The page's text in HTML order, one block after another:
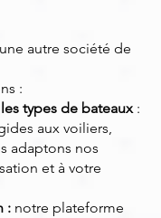
autre société de
:
types de bateaux:
aux voiliers,
adaptons nos
et à votre
: notre plateforme